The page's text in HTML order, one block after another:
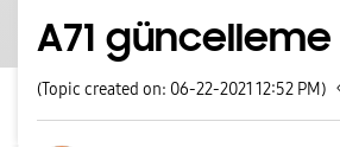
A71
(Topic created on: 06-22-2021 12:52 PM)